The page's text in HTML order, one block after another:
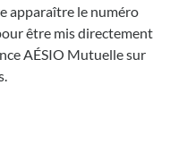
apparaître le numéro
être mis directement
AÉSIO Mutuelle sur